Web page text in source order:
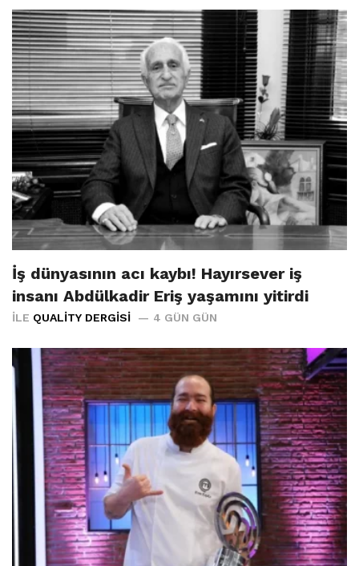
İş dünyasının acı kaybı! Hayırsever iş
insanı Abdülkadir Eriş yaşamını yitirdi
İLE QUALITY DERGISI 4 GÜN GÜN